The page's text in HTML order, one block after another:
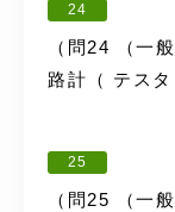
24
（問24 （一
路計（ テス
25
（問25 （一